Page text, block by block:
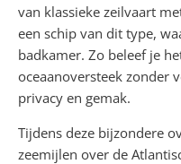
van klassieke zeilvaart
een schip van dit type,
badkamer. Zo beleef je
oceaanoversteek zonder
privacy en gemak.
Tijdens deze bijzondere
zeemijlen over de